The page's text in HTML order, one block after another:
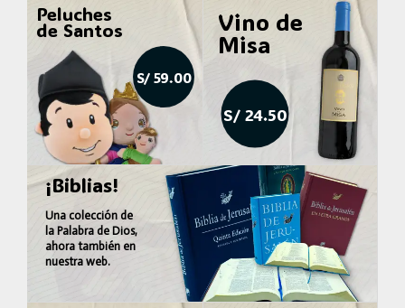
Peluches
de Santos
S/ 59.00
Vino de
Misa
S/ 24.50
¡Biblias!
Una colección de
la Palabra de Dios,
ahora también en
nuestra web.